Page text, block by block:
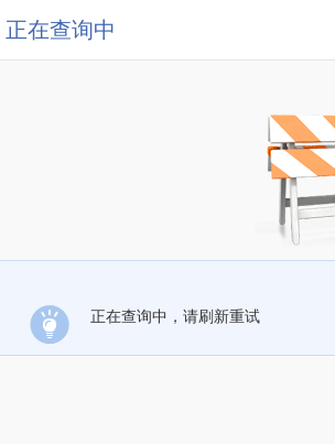
正在查询中
正在查询中，请刷新重试